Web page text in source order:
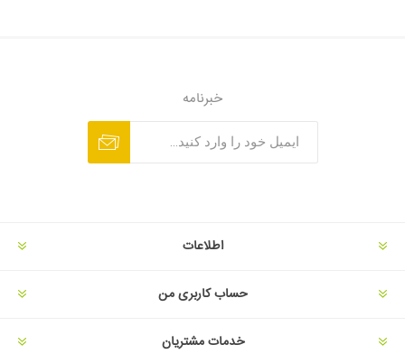
خبرنامه
اطلاعات
حساب کاربری من
خدمات مشتریان